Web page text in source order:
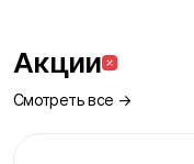
Акции
Смотреть все →